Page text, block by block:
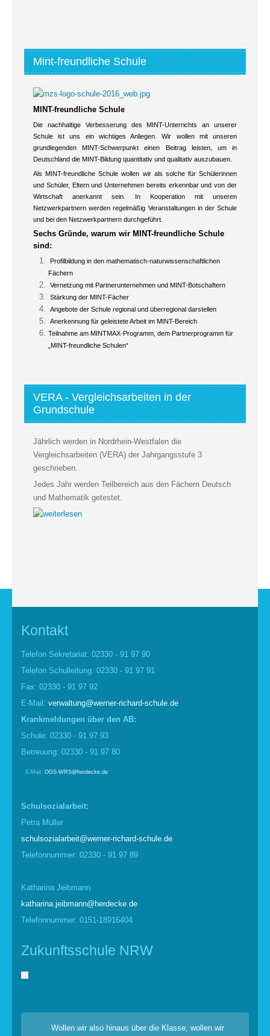
Mint-freundliche Schule
MINT-freundliche Schule
Die nachhaltige Verbesserung des MINT-Unterrichts an unserer
Schule ist uns ein wichtiges Anliegen. Wir wollen mit unseren
grundlegenden MINT-Schwerpunkt einen Beitrag leisten, um in
Deutschland die MINT-Bildung quantitativ und qualitativ auszubauen.
Als MINT-freundliche Schule wollen wir als solche für Schülerinnen
und Schüler, Eltern und Unternehmen bereits erkennbar und von der
Wirtschaft anerkannt sein. In Kooperation mit unseren
Netzwerkpartnern werden regelmäßig Veranstaltungen in der Schule
und bei den Netzwerkpartnern durchgeführt.
Sechs Gründe, warum wir MINT-freundliche Schule
sind:
Profilbildung in den mathematisch-naturwissenschaftlichen
Fächern
Vernetzung mit Partnerunternehmen und MINT-Botschaftern
Stärkung der MINT-Fächer
Angebote der Schule regional und überregional darstellen
Anerkennung für geleistete Arbeit im MINT-Bereich
Teilnahme am MINTMAX-Programm, dem Partnerprogramm für
„MINT-freundliche Schulen“
VERA - Vergleichsarbeiten in der
Grundschule
Jährlich werden in Nordrhein-Westfalen die
Vergleichsarbeiten (VERA) der Jahrgangsstufe 3
geschrieben.
Jedes Jahr werden Teilbereich aus den Fächern Deutsch
und Mathematik getestet.
Kontakt
Telefon Sekretariat: 02330 - 91 97 90
Telefon Schulleitung: 02330 - 91 97 91
Fax: 02330 - 91 97 92
E-Mail: verwaltung@werner-richard-schule.de
Krankmel d ungen über den AB:
Schule: 02330 - 91 97 93
Betreuung: 02330 - 91 97 80
E-Mail: OGS-WRS@herdecke.de
Schulsozialarbeit:
Petra Müller
schulsozialarbeit@werner-richard-schule.de
Telefonnummer: 02330 - 91 97 89
Katharina Jeibmann
katharina.jeibmann@herdecke.de
Telefonnummer: 0151-18916404
Zukunftsschule NRW
Wollen wir also hinaus über die Klasse, wollen wir